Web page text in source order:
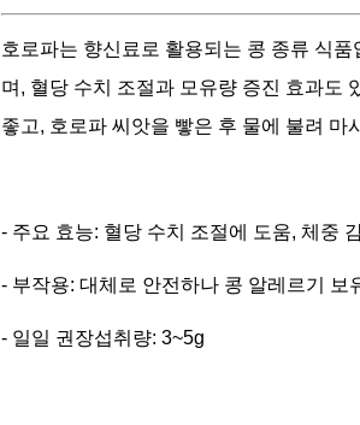
호로파는 향신료로 활용되는 콩 종류 식
며, 혈당 수치 조절과 모유량 증진 효과도
좋고, 호로파 씨앗을 빻은 후 물에 불려 마
- 주요 효능: 혈당 수치 조절에 도움, 체중
- 부작용: 대체로 안전하나 콩 알레르기 보
- 일일 권장섭취량: 3~5g